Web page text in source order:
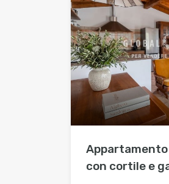
con cortile e